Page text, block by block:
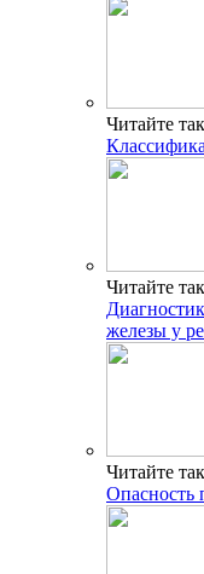
Читайте
Читайте
железы у
Читайте
Опасность